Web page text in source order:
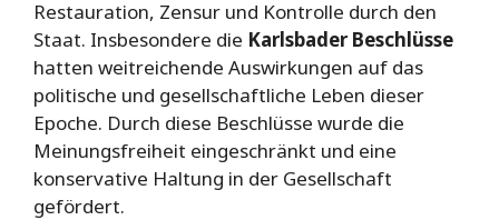
Restauration, Zensur und Kontrolle durch den
Staat. Insbesondere die Karlsbader Beschlüsse
hatten weitreichende Auswirkungen auf das
politische und gesellschaftliche Leben dieser
Epoche. Durch diese Beschlüsse wurde die
Meinungsfreiheit eingeschränkt und eine
konservative Haltung in der Gesellschaft
gefördert.